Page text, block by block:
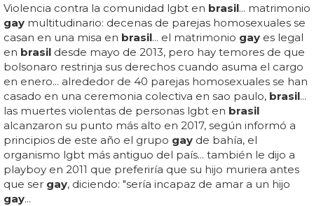
Violencia contra la comunidad lgbt en brasil... matrimonio
gay multitudinario: decenas de parejas homosexuales se
casan en una misa en brasil... el matrimonio gay es legal
en brasil desde mayo de 2013, pero hay temores de que
bolsonaro restrinja sus derechos cuando asuma el cargo
en enero... alrededor de 40 parejas homosexuales se han
casado en una ceremonia colectiva en sao paulo, brasil...
las muertes violentas de personas lgbt en brasil
alcanzaron su punto más alto en 2017, según informó a
principios de este año el grupo gay de bahía, el
organismo lgbt más antiguo del país... también le dijo a
playboy en 2011 que preferiría que su hijo muriera antes
que ser gay, diciendo: "sería incapaz de amar a un hijo
gay...